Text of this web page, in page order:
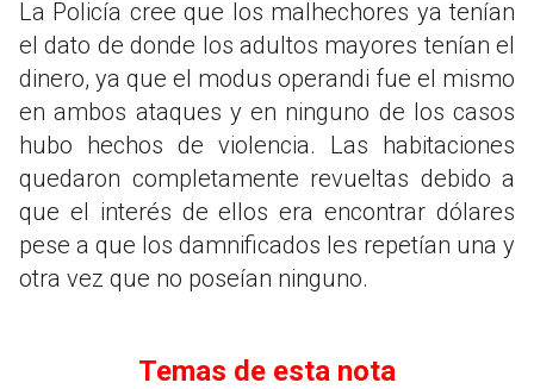
La Policía cree que los malhechores ya tenían
el dato de donde los adultos mayores tenían el
dinero, ya que el modus operandi fue el mismo
en ambos ataques y en ninguno de los casos
hubo hechos de violencia. Las habitaciones
quedaron completamente revueltas debido a
que el interés de ellos era encontrar dólares
pese a que los damnificados les repetían una y
otra vez que no poseían ninguno.
Temas de esta nota